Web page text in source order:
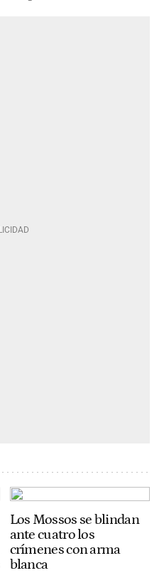
Los Mossos se blindan
ante cuatro los
crímenes con arma
blanca